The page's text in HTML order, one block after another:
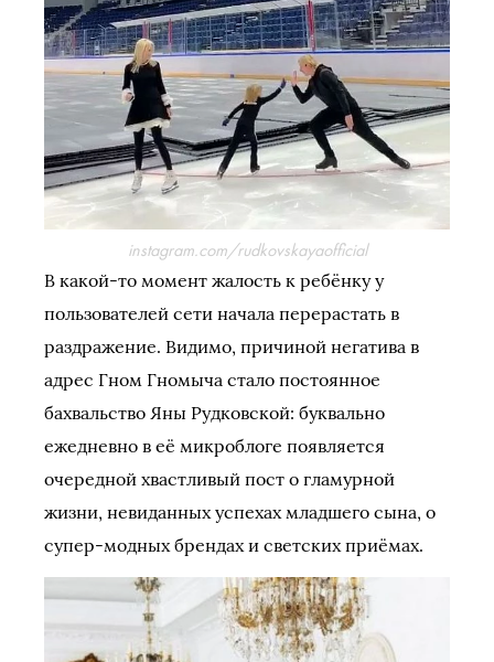
instagram.com/rudkovskayaofficial
В какой-то момент жалость к ребёнку у
пользователей сети начала перерастать в
раздражение. Видимо, причиной негатива в
адрес Гном Гномыча стало постоянное
бахвальство Яны Рудковской: буквально
ежедневно в её микроблоге появляется
очередной хвастливый пост о гламурной
жизни, невиданных успехах младшего сына, о
супер-модных брендах и светских приёмах.